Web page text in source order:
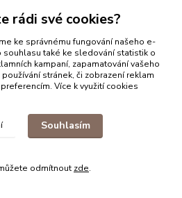
pomoci?
rádi své cookies?
ke správnému fungování našeho e-
souhlasu také ke sledování statistik o
kampaní, zapamatování vašeho
stránek, či zobrazení reklam
Více k využití cookies
Souhlasím
odmítnout zde.